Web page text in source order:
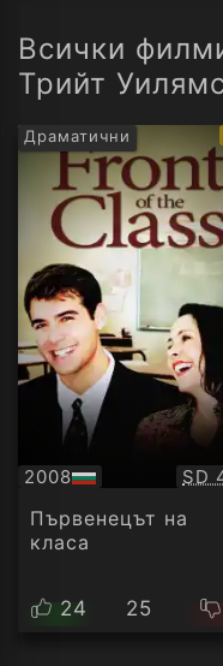
Всички
Трийт Уилямс
Драматични
2008
БГ
аудио
SD
Първенецът на
класа
24 25